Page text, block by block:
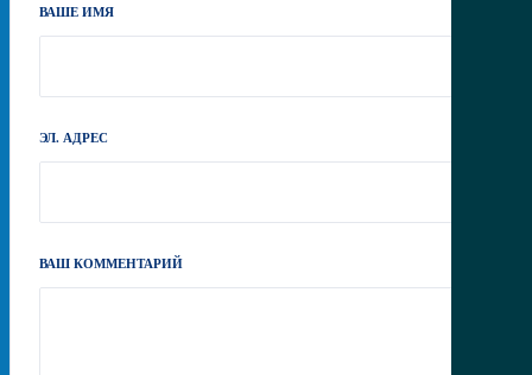
ВАШЕ ИМЯ
ЭЛ. АДРЕС
ВАШ КОММЕНТАРИЙ